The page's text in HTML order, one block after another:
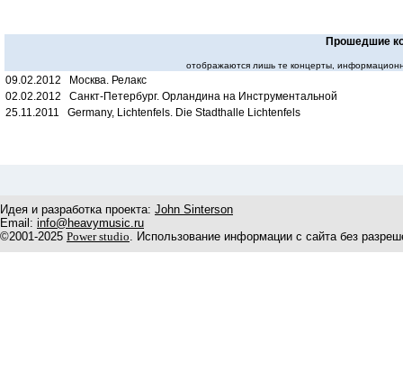
Прошедшие
отображаются лишь те концерты,
09.02.2012 Москва. Релакс
02.02.2012 Санкт-Петербург. Орландина на Инструментальной
25.11.2011 Germany, Lichtenfels. Die Stadthalle Lichtenfels
Идея и разработка проекта: John Sinterson
Email: info@heavymusic.ru
©2001-2025 Power studio. Использование информации с сайта без